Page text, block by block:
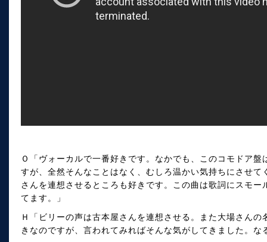
Ｏ「ヴォーカルで一番好きです。なかでも、このコモドア
すが、全然そんなことはなく、むしろ温かい気持ちにさせ
さんを連想させるところも好きです。この曲は歌詞にスモ
てます。」
Ｈ「ビリーの声は古本屋さんを連想させる。また大場さん
きなのですが、言われてみればそんな気がしてきました。な